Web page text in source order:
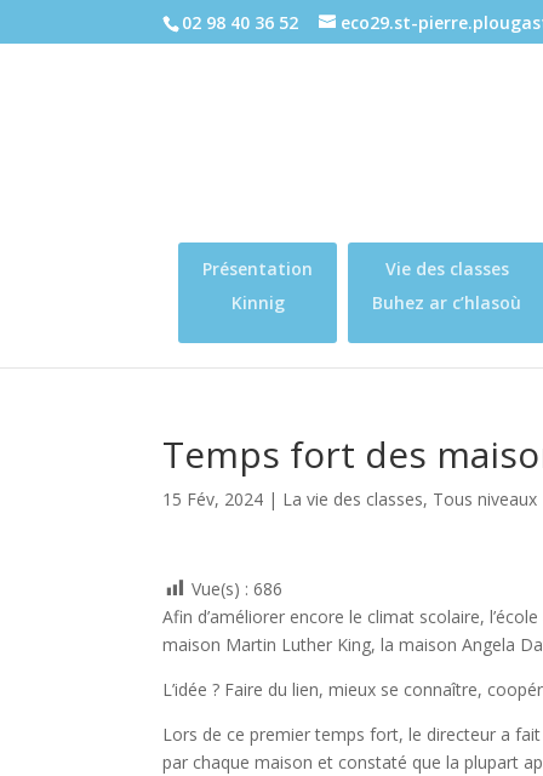
02 98 40 36 52 eco29.st-
Présentation
Kinnig
Vie des classes
Buhez ar c’hlasoù
Temps fort des
15 Fév, 2024 | La vie des classes, Tous niveaux
Vue(s) : 686
Afin d’améliorer encore le climat scolaire,
maison Martin Luther King, la maison Angela
L’idée ? Faire du lien, mieux se connaître,
Lors de ce premier temps fort, le directeur a
par chaque maison et constaté que la plupart